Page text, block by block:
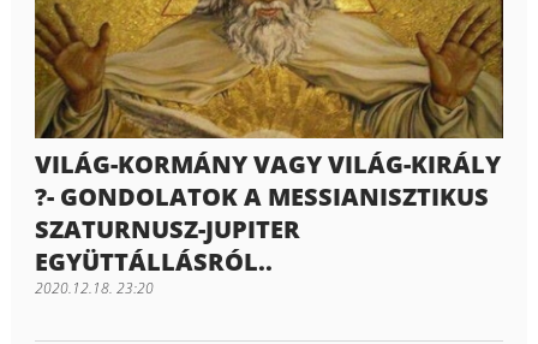
VILÁG-KORMÁNY VAGY VILÁG-KIRÁLY
?- GONDOLATOK A MESSIANISZTIKUS
SZATURNUSZ-JUPITER
EGYÜTTÁLLÁSRÓL..
2020.12.18. 23:20